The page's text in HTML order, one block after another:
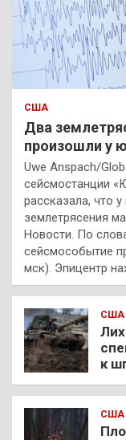
США
Два
произошли у
Uwe Anspach/
сейсмостанции
рассказала, что
землетрясения
Новости. По
сейсмособытие
мск). Эпицентр
США
к
США